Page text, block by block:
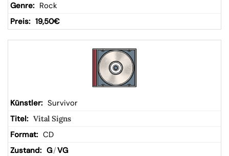
Rock
19,50€
Survivor
Vital Signs
CD
G/VG